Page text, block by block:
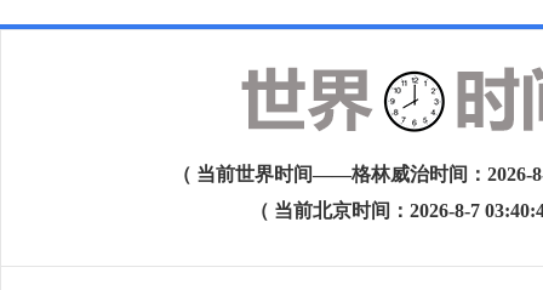
（ 当前世界时间——格林威治时间：2026-
（ 当前北京时间：2026-8-7